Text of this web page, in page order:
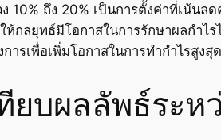
10% ถึง 20% เป็นการตั้งค่าที่เน้น
ห้กลยุทธ์มีโอกาสในการรักษาผลกำ
ารเพื่อเพิ่มโอกาสในการทำกำไรสูงสุด
ยบผลลัพธ์ระห